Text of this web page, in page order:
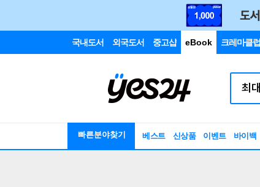
국내도서 외국도서 중고샵 eBook 크레마클럽
빠른분야찾기 베스트 신상품 이벤트 바이백